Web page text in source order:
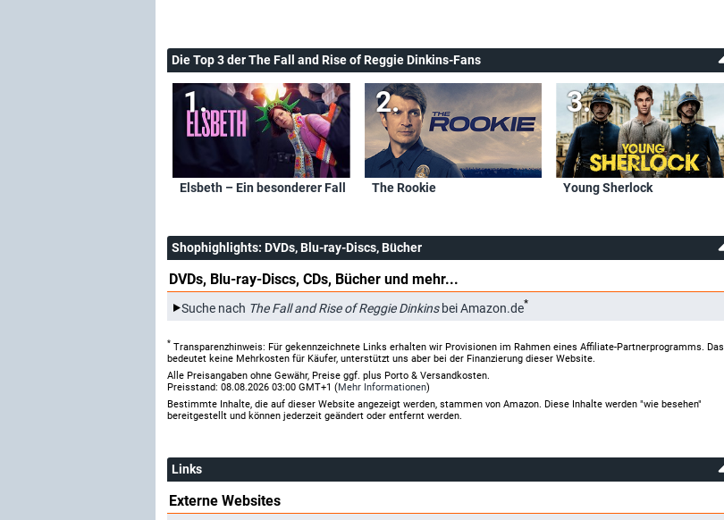
Die Top 3 der The Fall and Rise of Reggie Dinkins-Fans
Elsbeth – Ein besonderer Fall The Rookie Young Sherlock
Shophighlights: DVDs, Blu-ray-Discs, Bücher
DVDs, Blu-ray-Discs, CDs, Bücher und mehr...
Suche nach The Fall and Rise of Reggie Dinkinsbei Amazon.de*
* Transparenzhinweis: Für gekennzeichnete Links erhalten wir Provisionen im Rahmen eines Affiliate-Partnerprogramms. Das
bedeutet keine Mehrkosten für Käufer, unterstützt uns aber bei der Finanzierung dieser Website.
Alle Preisangaben ohne Gewähr, Preise ggf. plus Porto & Versandkosten.
Preisstand: 08.08.2026 03:00 GMT+1 (Mehr Informationen)
Bestimmte Inhalte, die auf dieser Website angezeigt werden, stammen von Amazon. Diese Inhalte werden "wie besehen"
bereitgestellt und können jederzeit geändert oder entfernt werden.
Links
Externe Websites